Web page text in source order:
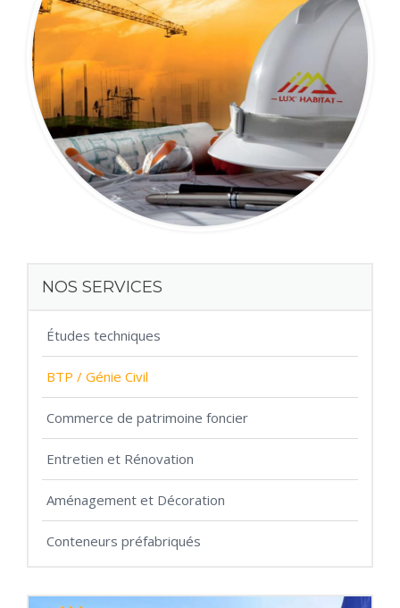
NOS SERVICES
Études techniques
BTP / Génie Civil
Commerce de patrimoine foncier
Entretien et Rénovation
Aménagement et Décoration
Conteneurs préfabriqués